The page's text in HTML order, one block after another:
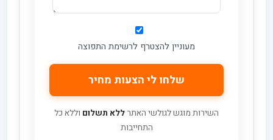
מעוניין להצטרף לרשימת התפוצה
השירות מוגש לגולשי האתרללא תשלום וללא כל
התחייבות